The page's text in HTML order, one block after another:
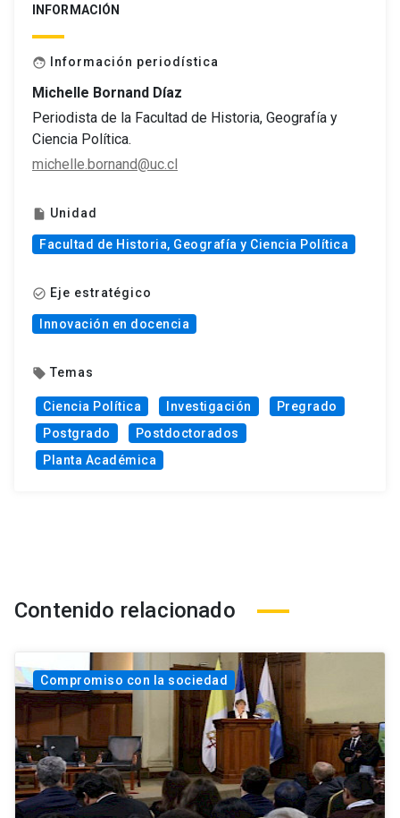
INFORMACIÓN
face Información periodística
Michelle Bornand Díaz
Periodista de la Facultad de Historia, Geografía y
Ciencia Política.
michelle.bornand@uc.cl
insert_drive_file Unidad
Facultad de Historia, Geografía y Ciencia Política
check_circle_outline Eje estratégico
Innovación en docencia
local_offer Temas
Ciencia Política Investigación
Pregrado
Postgrado
Postdoctorados
Planta Académica
Contenido relacionado
Compromiso con la sociedad